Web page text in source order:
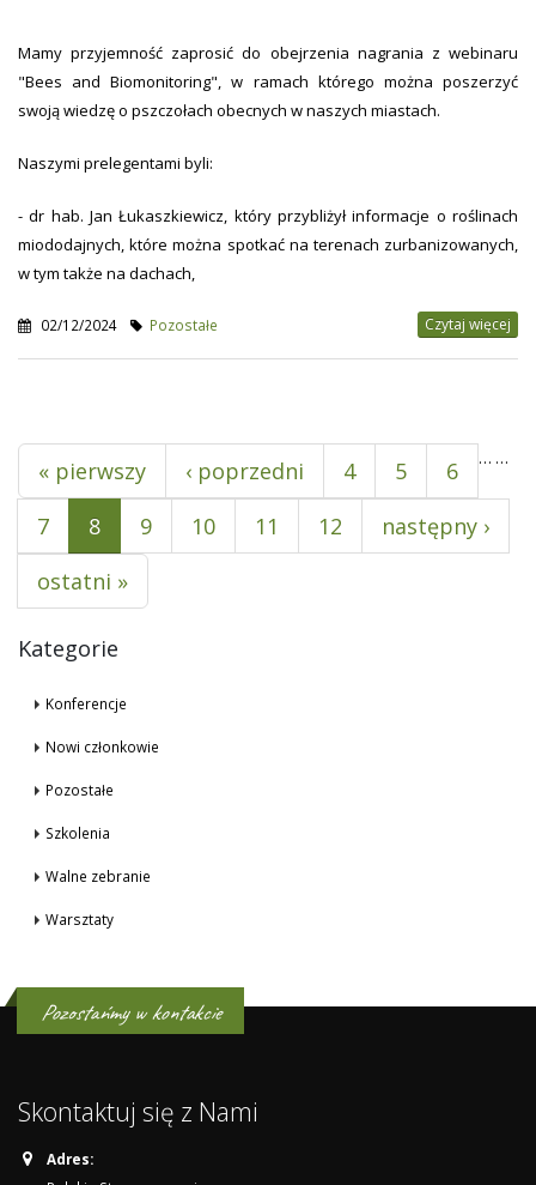
Mamy przyjemność zaprosić do obejrzenia nagrania z webinaru
"Bees and Biomonitoring", w ramach którego można poszerzyć
swoją wiedzę o pszczołach obecnych w naszych miastach.
Naszymi prelegentami byli:
- dr hab. Jan Łukaszkiewicz, który przybliżył informacje o roślinach
miododajnych, które można spotkać na terenach zurbanizowanych,
w tym także na dachach,
02/12/2024 Pozostałe Czytaj więcej
Pages
« pierwszy ‹ poprzedni …
4 5
6
7
8 9 10 11 12
…
następny ›
ostatni »
Kategorie
Konferencje
Nowi członkowie
Pozostałe
Szkolenia
Walne zebranie
Warsztaty
Pozostańmy w kontakcie
Skontaktuj się z Nami
Adres: